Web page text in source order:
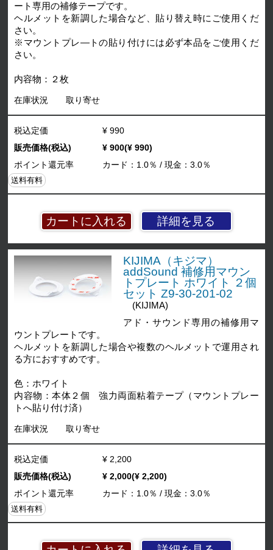
ート専用の補修テープです。
ヘルメットを新調した場合など、貼り替え時にご使用くだ
さい。
※マウントプレ―トの貼り付けには必ず本品をご使用くだ
さい。
内容物：２枚
在庫状況 取り寄せ
詳細を見る
税込定価
¥ 990
販売価格(税込)
¥ 900(¥ 990)
ポイント還元率
カード：1.0％ / 現金：3.0％
送料有料
KIJIMA（キジマ）
addSound 補修用マウン
トプレート ホワイト ２個
セット Z9-30-201-02
(KIJIMA)
アド・サウンド専用の補修用マ
ウントプレートです。
ヘルメットを新調した場合や複数のヘルメットで運用され
る方におすすめです。
色：ホワイト
内容物：本体２個 強力両面粘着テープ（マウントプレー
トへ貼り付け済）
在庫状況 取り寄せ
税込定価
¥ 2,200
販売価格(税込)
¥ 2,000(¥ 2,200)
ポイント還元率
カード：1.0％ / 現金：3.0％
送料有料